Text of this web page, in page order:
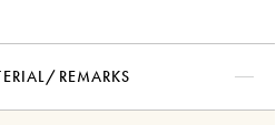
REMARKS